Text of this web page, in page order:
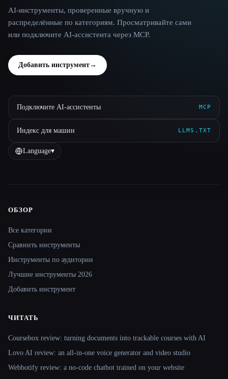
AI-инструменты, проверенные вручную и
распределённые по категориям. Просматривайте сами
или подключите AI-ассистента через MCP.
Добавить инструмент→
Подключите AI-ассистенты MCP
Индекс для машин LLMS.TXT
Language▾
Site navigation
ОБЗОР
Все категории
Сравнить инструменты
Инструменты по аудитории
Лучшие инструменты 2026
Добавить инструмент
ЧИТАТЬ
Coursebox review: turning documents into trackable courses with AI
Lovo AI review: an all-in-one voice generator and video studio
Webbotify review: a no-code chatbot trained on your website